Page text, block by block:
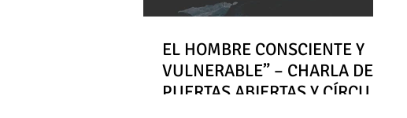
EL HOMBRE CONSCIENTE Y
VULNERABLE” – CHARLA DE
PUERTAS ABIERTAS Y CÍRCULO